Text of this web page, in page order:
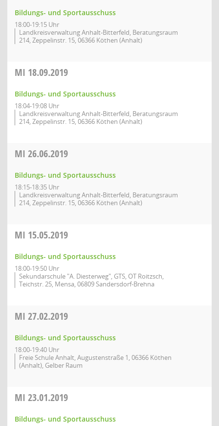
Bildungs- und Sportausschuss
18:00-19:15 Uhr
Landkreisverwaltung Anhalt-Bitterfeld, Beratungsraum
214, Zeppelinstr. 15, 06366 Köthen (Anhalt)
MI 18.09.2019
Bildungs- und Sportausschuss
18:04-19:08 Uhr
Landkreisverwaltung Anhalt-Bitterfeld, Beratungsraum
214, Zeppelinstr. 15, 06366 Köthen (Anhalt)
MI 26.06.2019
Bildungs- und Sportausschuss
18:15-18:35 Uhr
Landkreisverwaltung Anhalt-Bitterfeld, Beratungsraum
214, Zeppelinstr. 15, 06366 Köthen (Anhalt)
MI 15.05.2019
Bildungs- und Sportausschuss
18:00-19:50 Uhr
Sekundarschule "A. Diesterweg", GTS, OT Roitzsch,
Teichstr. 25, Mensa, 06809 Sandersdorf-Brehna
MI 27.02.2019
Bildungs- und Sportausschuss
18:00-19:40 Uhr
Freie Schule Anhalt, Augustenstraße 1, 06366 Köthen
(Anhalt), Gelber Raum
MI 23.01.2019
Bildungs- und Sportausschuss